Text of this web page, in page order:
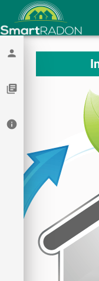
person
library_books
info